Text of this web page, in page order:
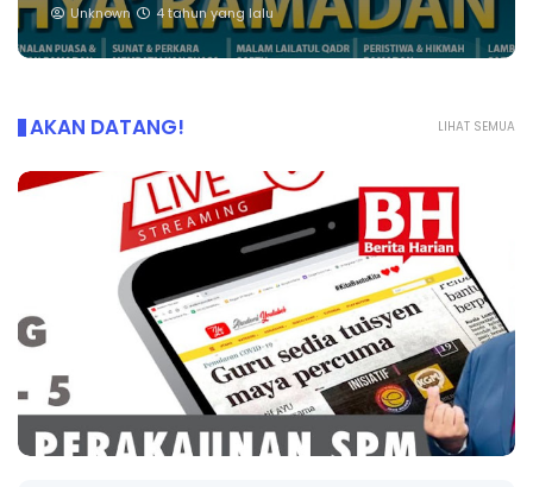
Unknown 4 tahun yang lalu
LIHAT SEMUA
AKAN DATANG!